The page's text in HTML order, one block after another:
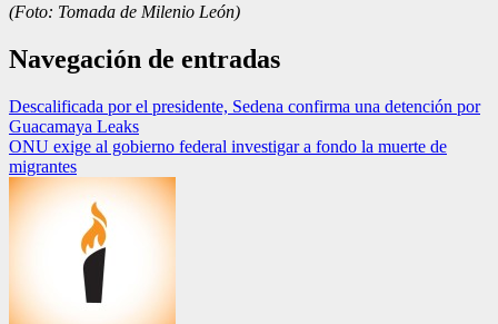
(Foto: Tomada de Milenio León)
Navegación de entradas
Descalificada por el presidente, Sedena confirma una detención por
Guacamaya Leaks
ONU exige al gobierno federal investigar a fondo la muerte de
migrantes